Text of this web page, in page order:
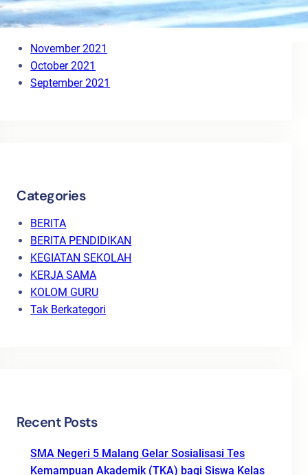
January 2022
December 2021
November 2021
October 2021
September 2021
Categories
BERITA
BERITA PENDIDIKAN
KEGIATAN SEKOLAH
KERJA SAMA
KOLOM GURU
Tak Berkategori
Recent Posts
SMA Negeri 5 Malang Gelar Sosialisasi Tes
Kemampuan Akademik (TKA) bagi Siswa Kelas